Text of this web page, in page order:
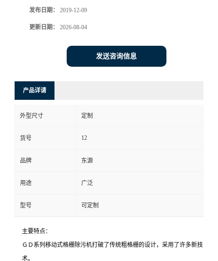
发布日期： 2019-12-09
更新日期： 2026-08-04
发送咨询信息
产品详请
外型尺寸 定制
货号 12
品牌 东源
用途 广泛
型号 可定制
主要特点：
ＧＤ系列移动式格栅除污机打破了传统粗格栅的设计，采用了许多新技
术。